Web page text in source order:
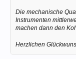
Die mechanische
Instrumenten
machen dann den
Herzlichen